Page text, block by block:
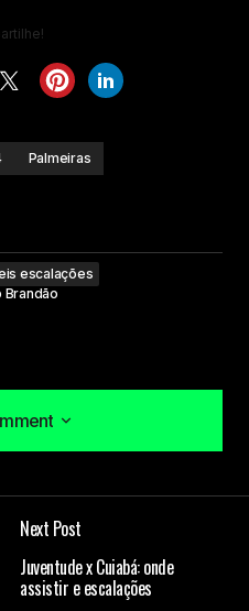
Palmeiras
escalações
Brandão
marcados com*
Next Post
Juventude x Cuiabá: onde
assistir e escalações